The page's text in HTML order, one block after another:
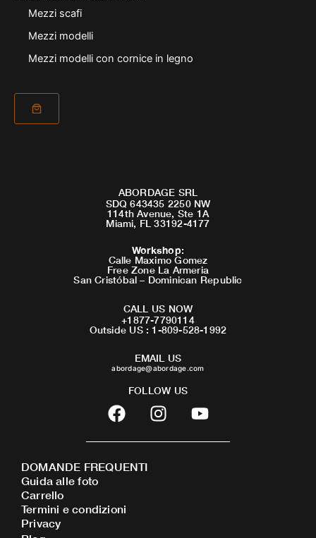
Mezzi scafi
Mezzi modelli
Mezzi modelli con cornice in legno
ABORDAGE SRL
SDQ 643435 2250 NW
114th Avenue, Ste 1A
Miami, FL 33192-4177
Workshop:
Calle Maximo Gomez
Free Zone La Armeria
San Cristóbal – Dominican Republic
CALL US NOW
+1877-7790114
Outside US : 1-809-528-1992
EMAIL US
abordage@abordage.com
FOLLOW US
F
a
c
b
o
I
n
s
Y
o
u
DOMANDE FREQUENTI
Guida alle foto
Carrello
Termini e condizioni
Privacy